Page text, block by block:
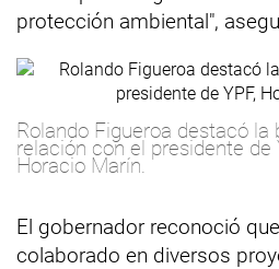
protección ambiental",
Rolando Figueroa destacó la
relación con el presidente de
Horacio Marín.
El gobernador reconoció
colaborado en diversos